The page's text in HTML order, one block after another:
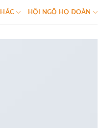
HỘI NGỘ HỌ ĐOÀN